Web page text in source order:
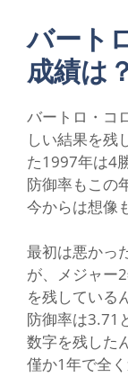
バート
成績は
バートロ・コ
しい結果を残
た1997年は4
防御率もこの
今からは想像
最初は悪かっ
が、メジャー
を残している
防御率は3.71
数字を残した
僅か1年で全